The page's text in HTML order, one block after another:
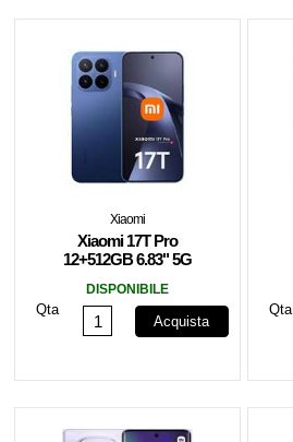
Xiaomi
Xiaomi 17T Pro
12+512GB 6.83" 5G
DISPONIBILE
Qta
Acquista
Qta